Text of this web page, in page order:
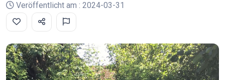
Veröffentlicht am : 2024-03-31